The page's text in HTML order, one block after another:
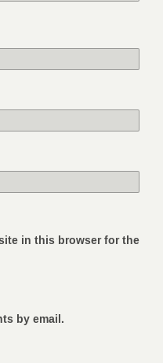
in this browser for the
by email.